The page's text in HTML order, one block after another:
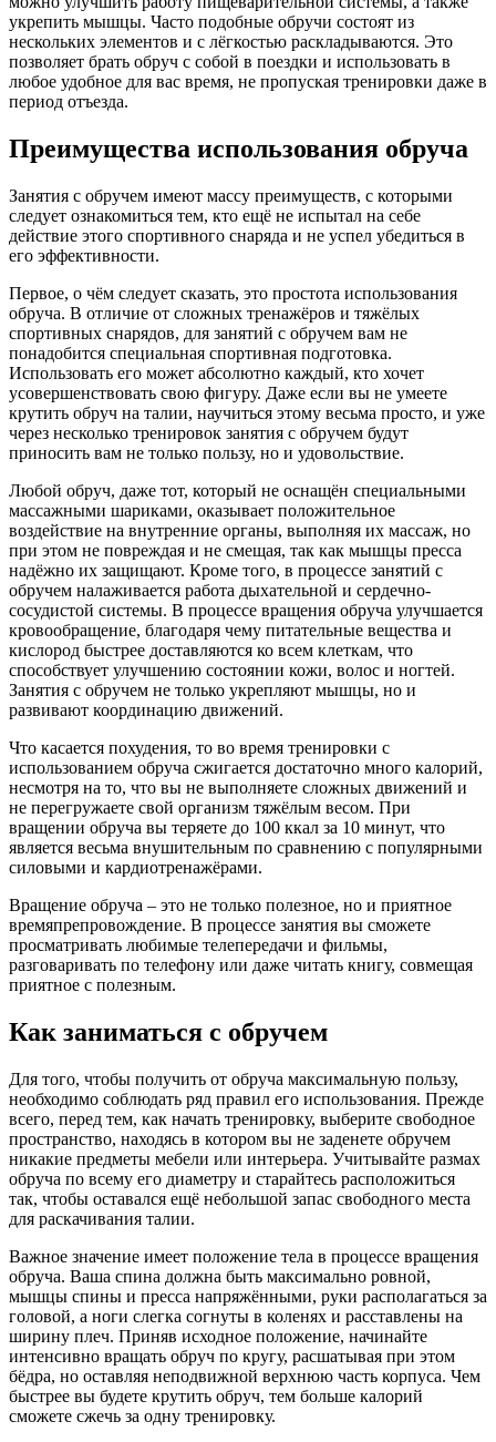
укрепить мышцы. Часто подобные обручи состоят из
нескольких элементов и с лёгкостью раскладываются. Это
позволяет брать обруч с собой в поездки и использовать в
любое удобное для вас время, не пропуская тренировки даже в
период отъезда.
Преимущества использования обруча
Занятия с обручем имеют массу преимуществ, с которыми
следует ознакомиться тем, кто ещё не испытал на себе
действие этого спортивного снаряда и не успел убедиться в
его эффективности.
Первое, о чём следует сказать, это простота использования
обруча. В отличие от сложных тренажёров и тяжёлых
спортивных снарядов, для занятий с обручем вам не
понадобится специальная спортивная подготовка.
Использовать его может абсолютно каждый, кто хочет
усовершенствовать свою фигуру. Даже если вы не умеете
крутить обруч на талии, научиться этому весьма просто, и уже
через несколько тренировок занятия с обручем будут
приносить вам не только пользу, но и удовольствие.
Любой обруч, даже тот, который не оснащён специальными
массажными шариками, оказывает положительное
воздействие на внутренние органы, выполняя их массаж, но
при этом не повреждая и не смещая, так как мышцы пресса
надёжно их защищают. Кроме того, в процессе занятий с
обручем налаживается работа дыхательной и сердечно-
сосудистой системы. В процессе вращения обруча улучшается
кровообращение, благодаря чему питательные вещества и
кислород быстрее доставляются ко всем клеткам, что
способствует улучшению состоянии кожи, волос и ногтей.
Занятия с обручем не только укрепляют мышцы, но и
развивают координацию движений.
Что касается похудения, то во время тренировки с
использованием обруча сжигается достаточно много калорий,
несмотря на то, что вы не выполняете сложных движений и
не перегружаете свой организм тяжёлым весом. При
вращении обруча вы теряете до 100 ккал за 10 минут, что
является весьма внушительным по сравнению с популярными
силовыми и кардиотренажёрами.
Вращение обруча – это не только полезное, но и приятное
времяпрепровождение. В процессе занятия вы сможете
просматривать любимые телепередачи и фильмы,
разговаривать по телефону или даже читать книгу, совмещая
приятное с полезным.
Как заниматься с обручем
Для того, чтобы получить от обруча максимальную пользу,
необходимо соблюдать ряд правил его использования. Прежде
всего, перед тем, как начать тренировку, выберите свободное
пространство, находясь в котором вы не заденете обручем
никакие предметы мебели или интерьера. Учитывайте размах
обруча по всему его диаметру и старайтесь расположиться
так, чтобы оставался ещё небольшой запас свободного места
для раскачивания талии.
Важное значение имеет положение тела в процессе вращения
обруча. Ваша спина должна быть максимально ровной,
мышцы спины и пресса напряжёнными, руки располагаться за
головой, а ноги слегка согнуты в коленях и расставлены на
ширину плеч. Приняв исходное положение, начинайте
интенсивно вращать обруч по кругу, расшатывая при этом
бёдра, но оставляя неподвижной верхнюю часть корпуса. Чем
быстрее вы будете крутить обруч, тем больше калорий
сможете сжечь за одну тренировку.